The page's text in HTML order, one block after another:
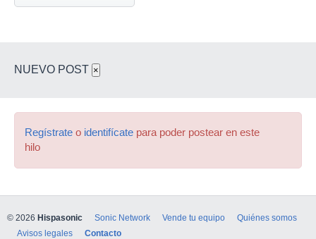
NUEVO POST ×
Regístrate o identifícate para poder postear en este
hilo
© 2026 Hispasonic Sonic Network Vende tu equipo
Quiénes somos
Avisos legales
Contacto